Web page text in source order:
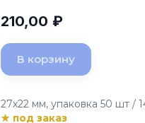
210,00 ₽
В корзину
27x22 мм, упаковка 50 шт /
★ под заказ